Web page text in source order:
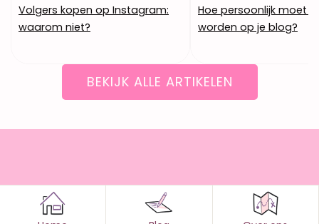
Volgers kopen op Instagram:
waarom niet?
Hoe persoonlijk moet
worden op je blog?
BEKIJK ALLE ARTIKELEN